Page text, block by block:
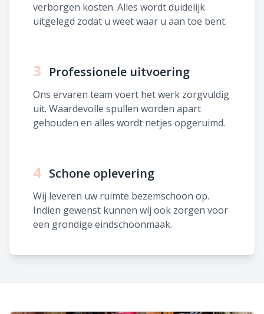
verborgen kosten. Alles wordt duidelijk
uitgelegd zodat u weet waar u aan toe bent.
3 Professionele uitvoering
Ons ervaren team voert het werk zorgvuldig
uit. Waardevolle spullen worden apart
gehouden en alles wordt netjes opgeruimd.
4 Schone oplevering
Wij leveren uw ruimte bezemschoon op.
Indien gewenst kunnen wij ook zorgen voor
een grondige eindschoonmaak.